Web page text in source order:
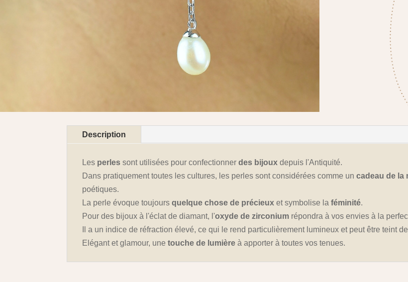
Description
Les perles sont utilisées pour confectionnerdes bijoux depuis l'Antiquité.
Dans pratiquement toutes les cultures, les perles sont considérées comme uncadeau de la
poétiques.
La perle évoque toujoursquelque chose de précieux et symbolise laféminité.
Pour des bijoux à l'éclat de diamant, l'oxyde de zirconium répondra à vos envies à la
Il a un indice de réfraction élevé, ce qui le rend particulièrement lumineux et peut être teint
Elégant et glamour, unetouche de lumière à apporter à toutes vos tenues.